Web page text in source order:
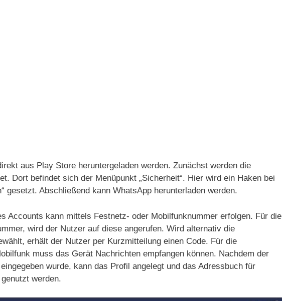
aus Play Store heruntergeladen werden. Zunächst werden die
Dort befindet sich der Menüpunkt „Sicherheit“. Hier wird ein Haken bei
gesetzt. Abschließend kann WhatsApp herunterladen werden.
Accounts kann mittels Festnetz- oder Mobilfunknummer erfolgen. Für die
wird der Nutzer auf diese angerufen. Wird alternativ die
erhält der Nutzer per Kurzmitteilung einen Code. Für die
muss das Gerät Nachrichten empfangen können. Nachdem der
wurde, kann das Profil angelegt und das Adressbuch für
werden.